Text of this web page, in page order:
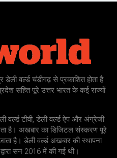
डेली वर्ल्ड चंडीगढ़ से प्रकाशित होता है
सहित पूरे उत्तर भारत के कई राज्यों
वर्ल्ड टीवी, डेली वर्ल्ड ऐप और अंग्रेजी
है। अखबार का डिजिटल संस्करण पूरे
है। डेली वर्ल्ड अखबार की स्थापना
सन 2016 में की गई थी।